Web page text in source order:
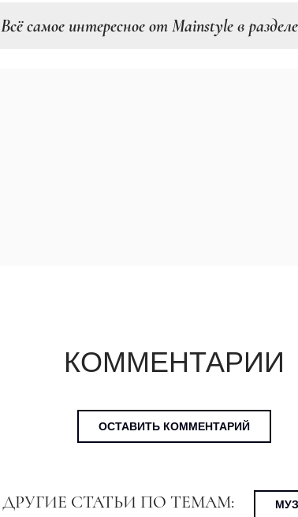
Всё самое интересное от Mainstyle в разделе
КОММЕНТАРИИ
ОСТАВИТЬ КОММЕНТАРИЙ
ДРУГИЕ СТАТЬИ ПО ТЕМАМ: